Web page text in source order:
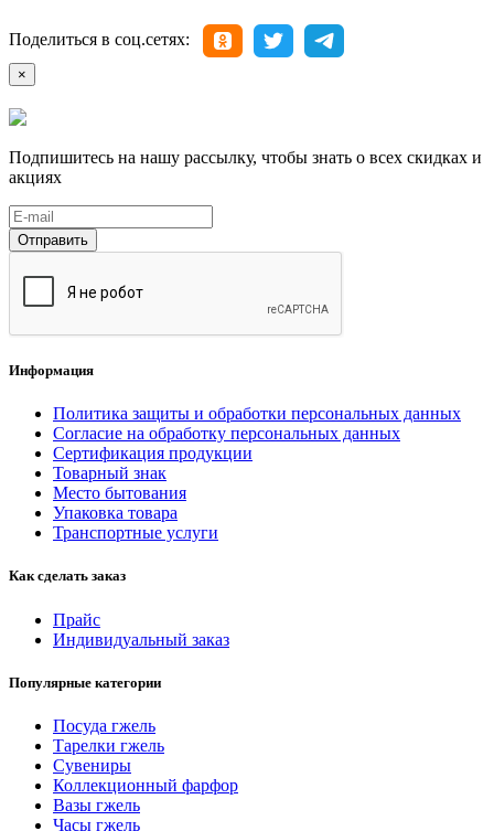
Поделиться в соц.сетях:
×
Подпишитесь на нашу рассылку, чтобы знать о всех скидках и
акциях
Отправить
Информация
Политика защиты и обработки персональных данных
Согласие на обработку персональных данных
Сертификация продукции
Товарный знак
Место бытования
Упаковка товара
Транспортные услуги
Как сделать заказ
Прайс
Индивидуальный заказ
Популярные категории
Посуда гжель
Тарелки гжель
Сувениры
Коллекционный фарфор
Вазы гжель
Часы гжель